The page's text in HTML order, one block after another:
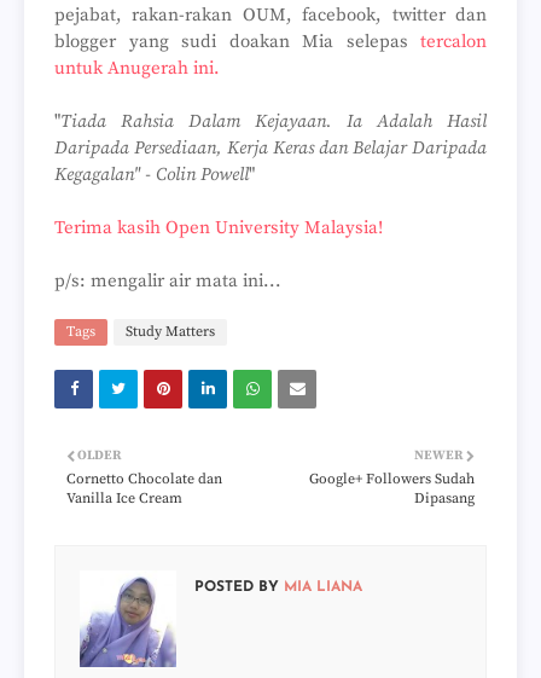
pejabat, rakan-rakan OUM, facebook, twitter dan
blogger yang sudi doakan Mia selepas tercalon
untuk Anugerah ini.
"Tiada Rahsia Dalam Kejayaan. Ia Adalah Hasil
Daripada Persediaan, Kerja Keras dan Belajar Daripada
Kegagalan" - Colin Powell"
Terima kasih Open University Malaysia!
p/s: mengalir air mata ini...
Tags Study Matters
NEWER
Google+ Followers Sudah
Dipasang
OLDER
Cornetto Chocolate dan
Vanilla Ice Cream
POSTED BY MIA LIANA